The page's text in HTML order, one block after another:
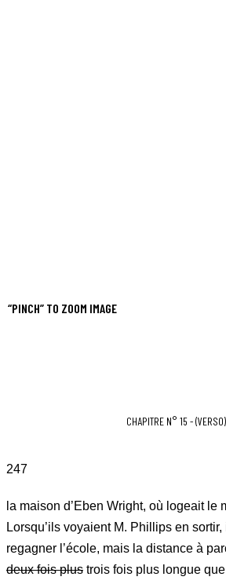
“PINCH” TO ZOOM IMAGE
CHAPITRE N° 15 - (VERSO)
247
la maison d’Eben Wright, où logeait le
Lorsqu’ils voyaient M. Phillips en
regagner l’école, mais la distance à
deux fois plus trois fois plus longue